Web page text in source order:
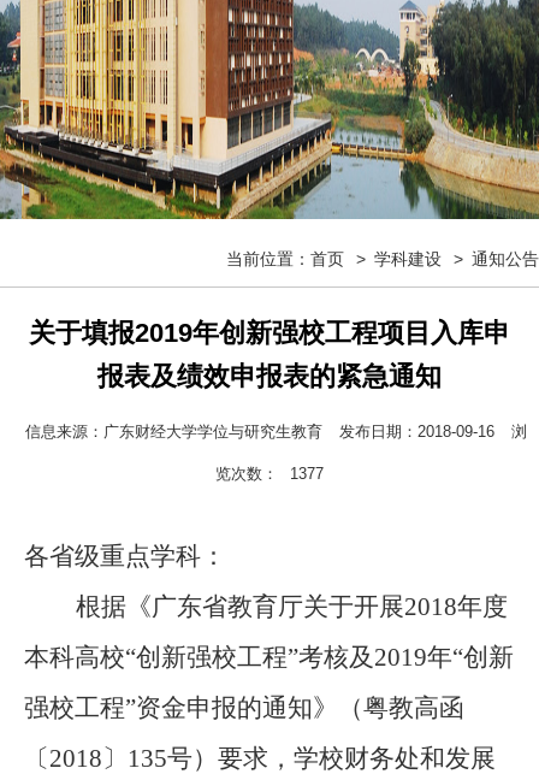
当前位置： 首页 学科建设 通知公告
​关于填报2019年创新强校工程项目入库申
报表及绩效申报表的紧急通知
信息来源：广东财经大学学位与研究生教育 发布日期：2018-09-16 浏
览次数： 1377
各省级重点学科：
根据《广东省教育厅关于开展2018年度
本科高校“创新强校工程”考核及 2019年“创新
强校工程”资金申报的通知》（粤教高函
〔2018〕 135号）要求，学校财务处和发展